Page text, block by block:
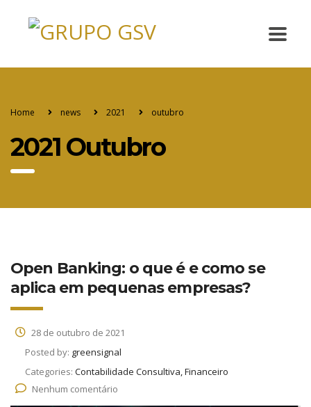
Home news 2021 outubro
2021 Outubro
Open Banking: o que é e como se
aplica em pequenas empresas?
28 de outubro de 2021
Posted by: greensignal
Categories: Contabilidade Consultiva, Financeiro
Nenhum comentário